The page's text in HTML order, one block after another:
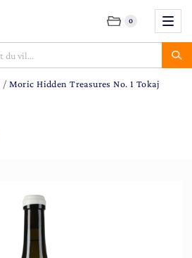
0
/ Moric Hidden Treasures No. 1 Tokaj